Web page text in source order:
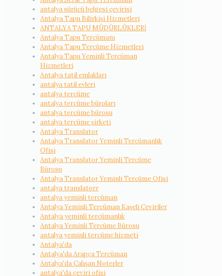
antalya sürücü belgesi çevirisi
Antalya Tapu Bilirkişi Hizmetleri
ANTALYA TAPU MÜDÜRLÜKLERİ
Antalya Tapu Tercümanı
Antalya Tapu Tercüme Hizmetleri
Antalya Tapu Yeminli Tercüman
Hizmetleri
Antalya tatil emlakları
antalya tatil evleri
antalya tercüme
antalya tercüme büroları
antalya tercüme bürosu
antalya tercüme şirketi
Antalya Translator
Antalya Translator Yeminli Tercümanlık
Ofisi
Antalya Translator Yeminli Tercüme
Bürosu
Antalya Translator Yeminli Tercüme Ofisi
antalya translatorr
antalya yeminli tercüman
Antalya Yeminli Tercüman Kaşeli Çeviriler
Antalya yeminli tercümanlık
Antalya Yeminli Tercüme Bürosu
antalya yeminli tercüme hizmeti
Antalya'da
Antalya'da Arapça Tercüman
Antalya'da Çalışan Noterler
antalya'da çeviri ofisi